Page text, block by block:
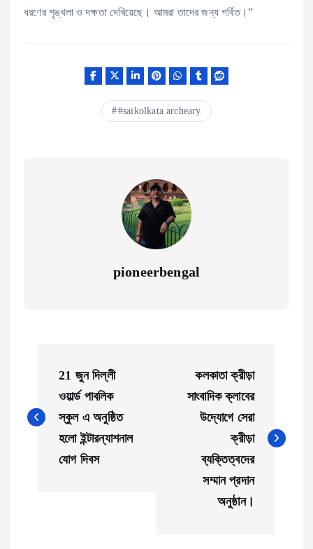
ধরণের শৃঙ্খলা ও দক্ষতা দেখিয়েছে। আমরা তাদের জন্য গর্বিত।”
#saikolkata archeary
pioneerbengal
s
21 জুন দিল্লী
ওয়ার্ল্ড পাবলিক
স্কুল এ অনুষ্ঠিত
হলো ইন্টারন্যাশনাল
যোগ দিবস
কলকাতা ক্রীড়া
সাংবাদিক ক্লাবের
উদ্যোগে সেরা
ক্রীড়া
ব্যক্তিত্বদের
সম্মান প্রদান
অনুষ্ঠান।